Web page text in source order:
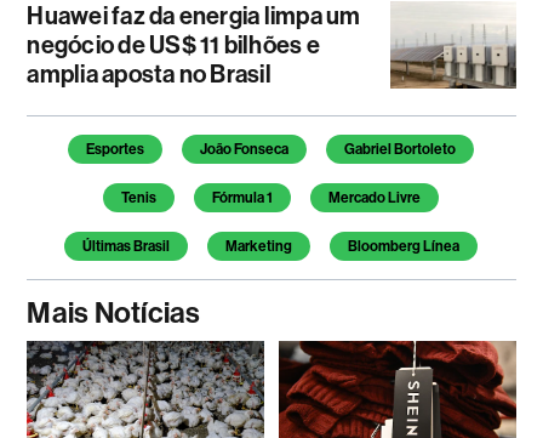
Huawei faz da energia limpa um
negócio de US$ 11 bilhões e
amplia aposta no Brasil
Temas deste artigo
Esportes João Fonseca Gabriel Bortoleto
Tenis Fórmula 1 Mercado Livre
Últimas Brasil Marketing Bloomberg Línea
Mais Notícias